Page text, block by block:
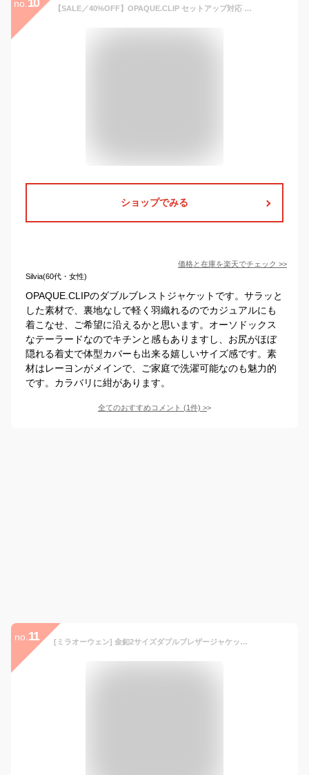
no. 【SALE／40%OFF】OPAQUE.CLIP セットアップ対応 ダブルブレストジャケット【洗える】 オペークドットクリップ ジャケット・アウター テーラードジャケット・ブレザー ベージュ ブラウン ネイビー【送料無料】
ショップでみる
価格と在庫を楽天でチェック >>
Silvia(60代・女性)
OPAQUE.CLIPのダブルブレストジャケットです。サラッと
した素材で、裏地なしで軽く羽織れるのでカジュアルにも
着こなせ、ご希望に沿えるかと思います。オーソドックス
なテーラードなのでキチンと感もありますし、お尻がほぼ
隠れる着丈で体型カバーも出来る嬉しいサイズ感です。素
材はレーヨンがメインで、ご家庭で洗濯可能なのも魅力的
です。カラバリに紺があります。
全てのおすすめコメント (1件) >
no. 11 [ミラオーウェン] 金釦2サイズダブルブレザージャケット 09WFJ224088 レディース KKI 1 1